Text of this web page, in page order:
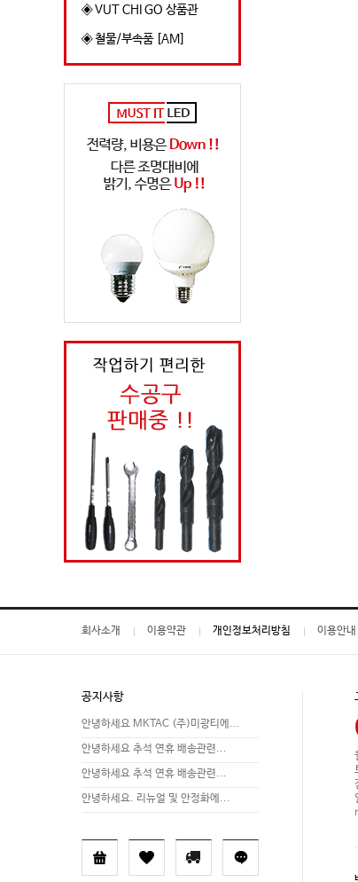
◈ VUT CHI GO 상품관
◈ 철물/부속품 [AM]
회사소개 이용약관 개인정보처리방침 이용안내
공지사항
안녕하세요 MKTAC (주)미광티에...
안녕하세요 추석 연휴 배송관련...
안녕하세요 추석 연휴 배송관련...
안녕하세요. 리뉴얼 및 안정화에...